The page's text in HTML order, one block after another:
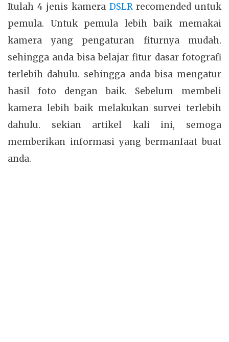
Itulah 4 jenis kamera DSLRrecomended untuk
pemula. Untuk pemula lebih baik memakai
kamera yang pengaturan fiturnya mudah.
sehingga anda bisa belajar fitur dasar fotografi
terlebih dahulu. sehingga anda bisa mengatur
hasil foto dengan baik. Sebelum membeli
kamera lebih baik melakukan survei terlebih
dahulu. sekian artikel kali ini, semoga
memberikan informasi yang bermanfaat buat
anda.